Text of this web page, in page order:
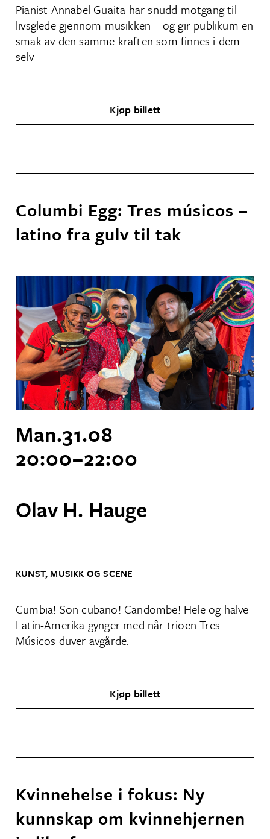
Pianist Annabel Guaita har snudd motgang til
livsglede gjennom musikken – og gir publikum en
smak av den samme kraften som finnes i dem
selv
Kjøp billett
Man.31.08
20:00–22:00
Columbi Egg: Tres músicos –
latino fra gulv til tak
Olav H. Hauge
Cumbia! Son cubano! Candombe! Hele og halve
Latin-Amerika gynger med når trioen Tres
Músicos duver avgårde.
Kjøp billett
KUNST, MUSIKK OG SCENE
Kvinnehelse i fokus: Ny
kunnskap om kvinnehjernen